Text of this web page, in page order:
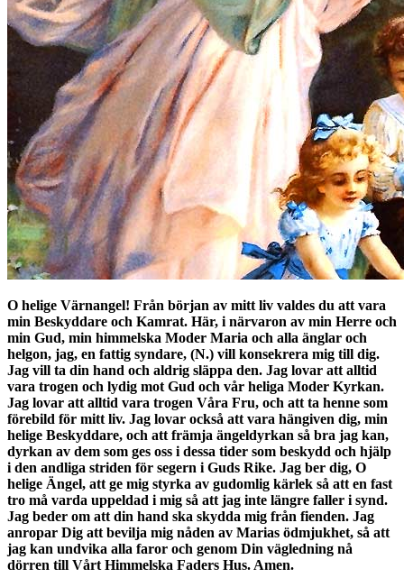
O helige Värnangel! Från början av mitt liv valdes du att vara
min Beskyddare och Kamrat. Här, i närvaron av min Herre och
min Gud, min himmelska Moder Maria och alla änglar och
helgon, jag, en fattig syndare, (N.) vill konsekrera mig till dig.
Jag vill ta din hand och aldrig släppa den. Jag lovar att alltid
vara trogen och lydig mot Gud och vår heliga Moder Kyrkan.
Jag lovar att alltid vara trogen Våra Fru, och att ta henne som
förebild för mitt liv. Jag lovar också att vara hängiven dig, min
helige Beskyddare, och att främja ängeldyrkan så bra jag kan,
dyrkan av dem som ges oss i dessa tider som beskydd och hjälp
i den andliga striden för segern i Guds Rike. Jag ber dig, O
helige Ängel, att ge mig styrka av gudomlig kärlek så att en fast
tro må varda uppeldad i mig så att jag inte längre faller i synd.
Jag beder om att din hand ska skydda mig från fienden. Jag
anropar Dig att bevilja mig nåden av Marias ödmjukhet, så att
jag kan undvika alla faror och genom Din vägledning nå
dörren till Vårt Himmelska Faders Hus. Amen.